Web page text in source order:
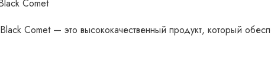
Comet
Comet — это высококачественный продукт, который